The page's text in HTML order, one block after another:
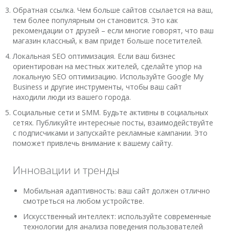
Обратная ссылка. Чем больше сайтов ссылается на ваш,
тем более популярным он становится. Это как
рекомендации от друзей – если многие говорят, что ваш
магазин классный, к вам придет больше посетителей.
Локальная SEO оптимизация. Если ваш бизнес
ориентирован на местных жителей, сделайте упор на
локальную SEO оптимизацию. Используйте Google My
Business и другие инструменты, чтобы ваш сайт
находили люди из вашего города.
Социальные сети и SMM. Будьте активны в социальных
сетях. Публикуйте интересные посты, взаимодействуйте
с подписчиками и запускайте рекламные кампании. Это
поможет привлечь внимание к вашему сайту.
Инновации и тренды
Мобильная адаптивность: ваш сайт должен отлично
смотреться на любом устройстве.
Искусственный интеллект: используйте современные
технологии для анализа поведения пользователей